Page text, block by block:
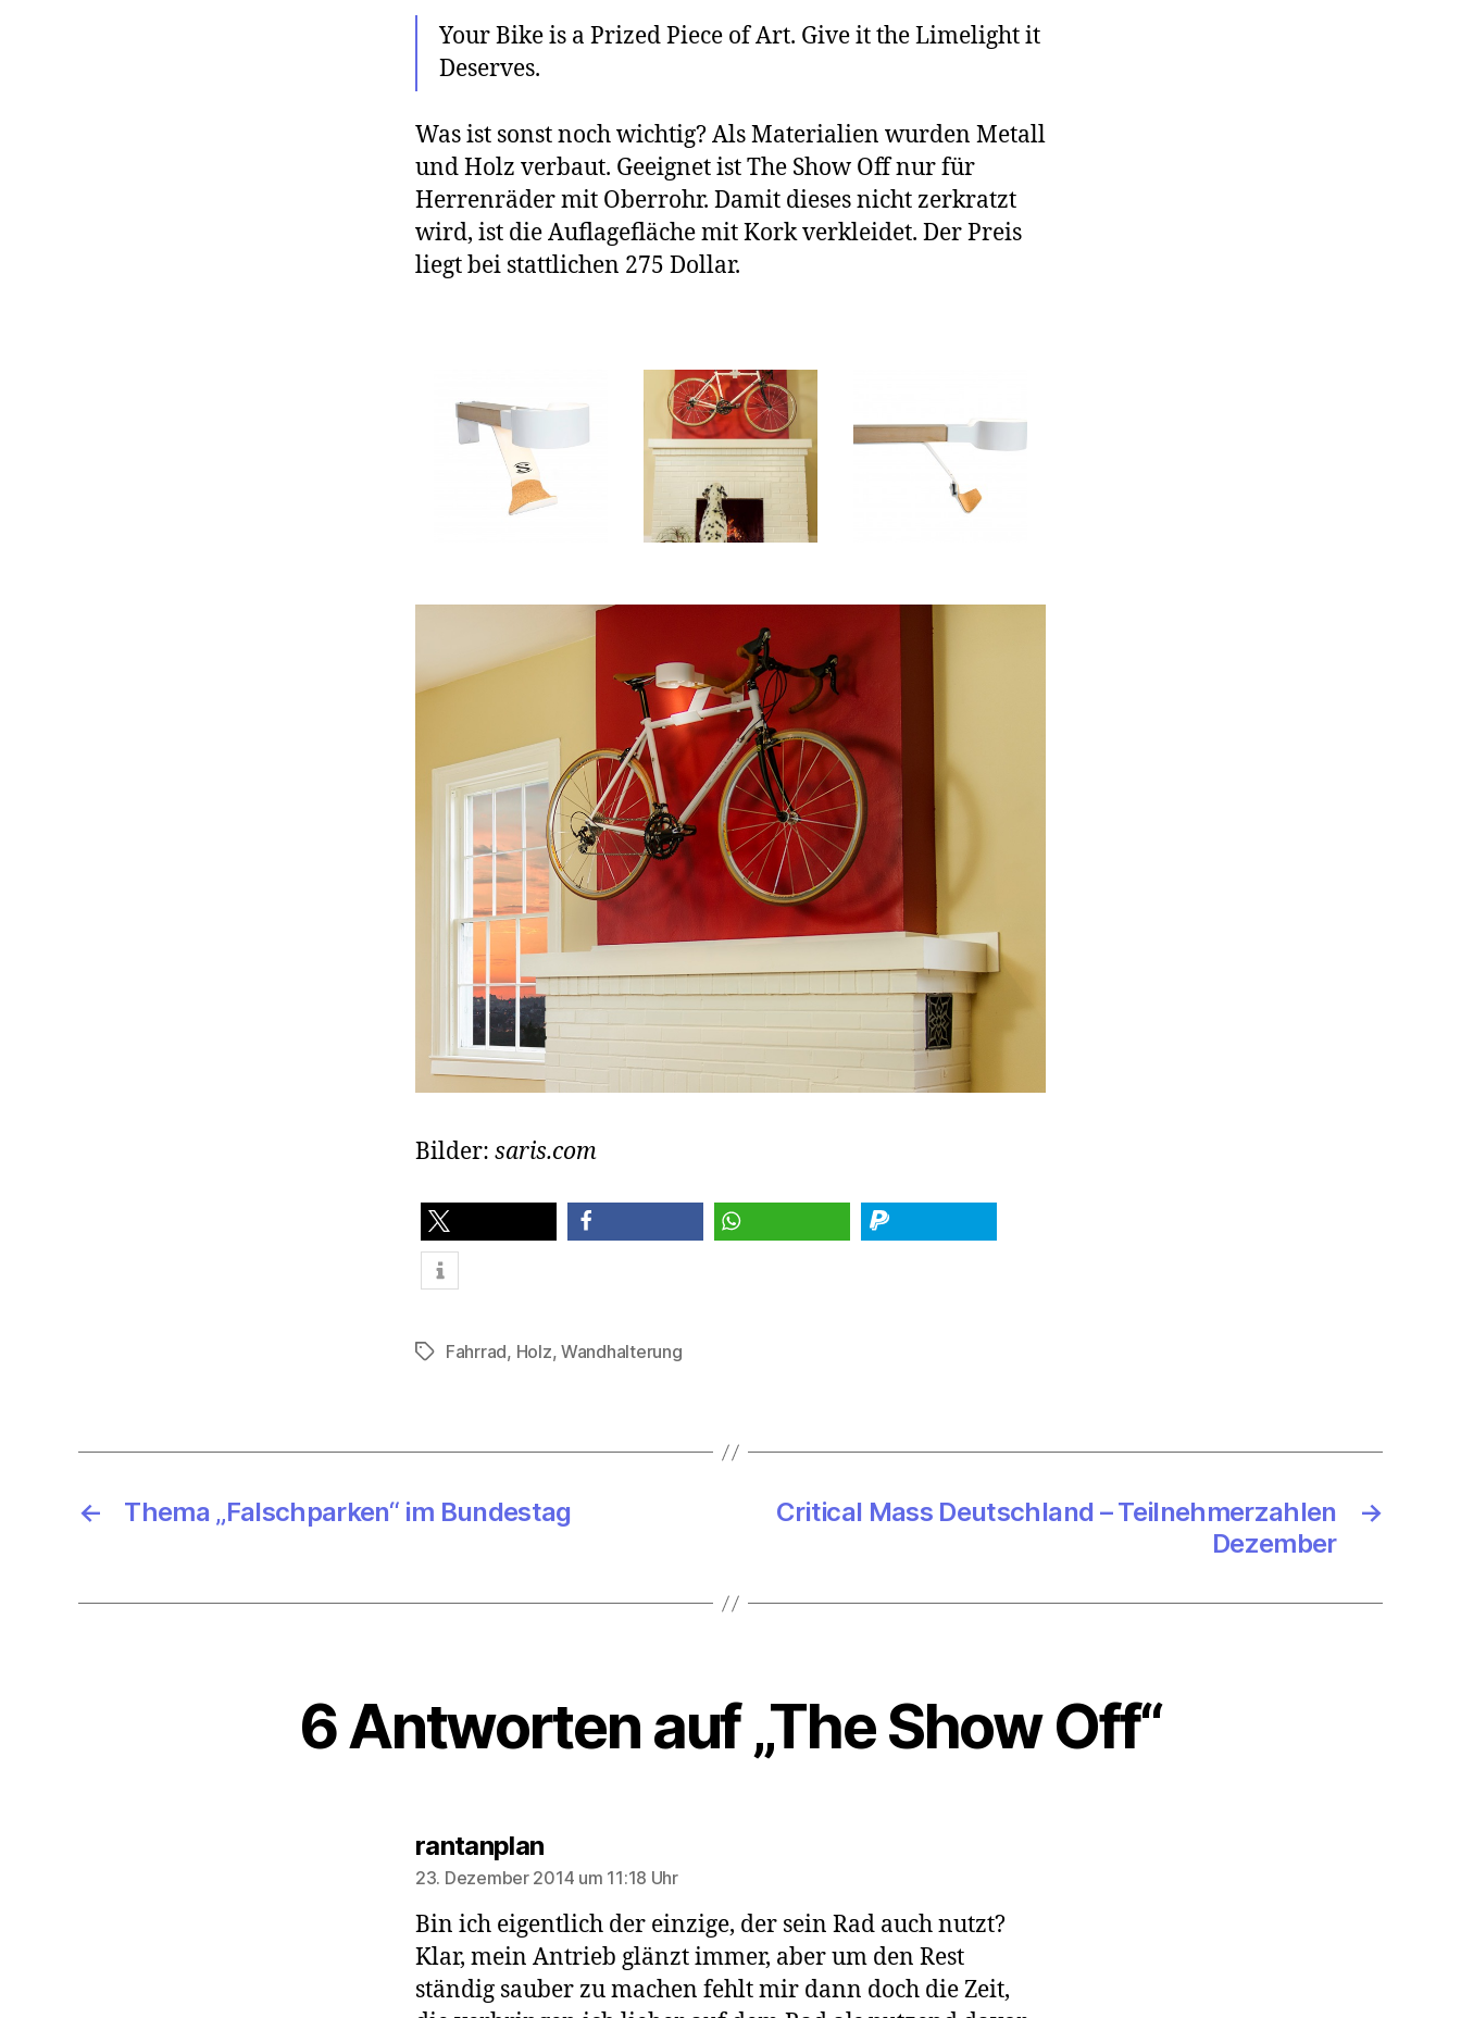
Your Bike is a Prized Piece of Art. Give it the Limelight it
Deserves.
Was ist sonst noch wichtig? Als Materialien wurden Metall
und Holz verbaut. Geeignet ist The Show Off nur für
Herrenräder mit Oberrohr. Damit dieses nicht zerkratzt
wird, ist die Auflagefläche mit Kork verkleidet. Der Preis
liegt bei stattlichen 275 Dollar.
Bilder: saris.com
teilen
Schlagwörter
Fahrrad, Holz, Wandhalterung
← Thema „Falschparken“ im Bundestag →
Critical Mass Deutschland – Teilnehmerzahlen
Dezember
6 Antworten auf „The Show Off“
rantanplansagt:
23. Dezember 2014 um 11:18 Uhr
Bin ich eigentlich der einzige, der sein Rad auch nutzt?
Klar, mein Antrieb glänzt immer, aber um den Rest
ständig sauber zu machen fehlt mir dann doch die Zeit,